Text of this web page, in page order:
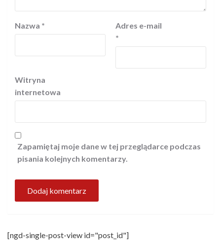
Nazwa *
Adres e-mail
*
Witryna
internetowa
Zapamiętaj moje dane w tej przeglądarce podczas
pisania kolejnych komentarzy.
[ngd-single-post-view id="post_id"]